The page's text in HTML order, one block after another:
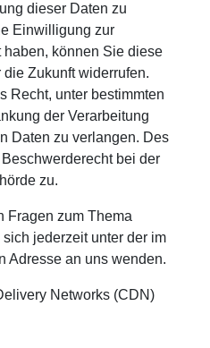
dieser Daten zu
Einwilligung zur
können Sie diese
Zukunft widerrufen.
Recht, unter bestimmten
der Verarbeitung
Daten zu verlangen. Des
bei der
zu.
Fragen zum Thema
jederzeit unter der im
Adresse an uns wenden.
Networks (CDN)